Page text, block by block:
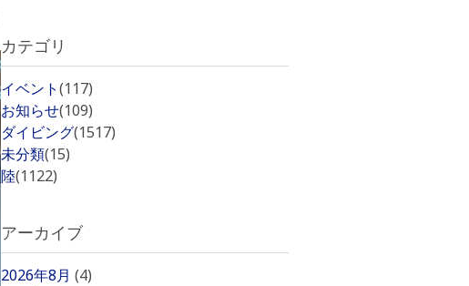
カテゴリ
イベント(117)
お知らせ(109)
ダイビング(1517)
未分類(15)
陸(1122)
アーカイブ
2026年8月 (4)